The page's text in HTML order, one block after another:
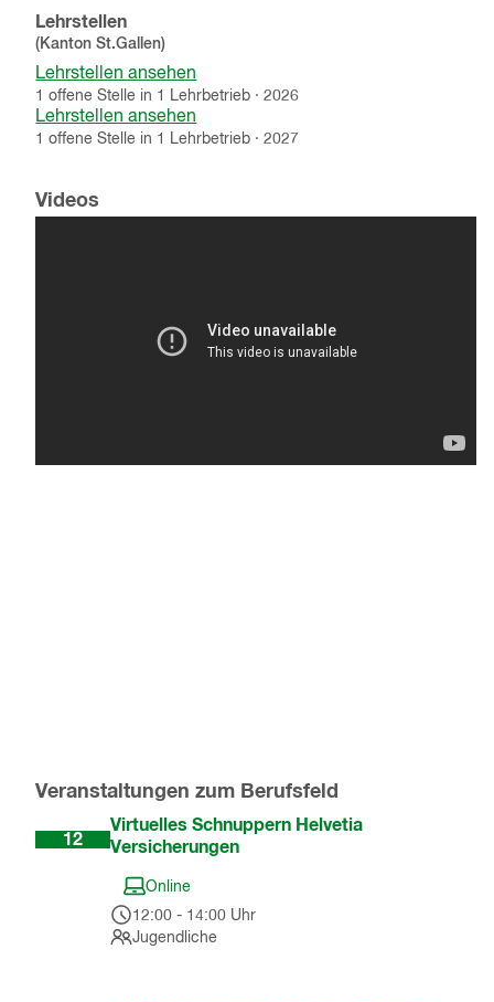
Lehrstellen
(KantonSt.Gallen)
Lehrstellen ansehen
1 offeneStelle in 1 Lehrbetrieb ·2026
Lehrstellen ansehen
1 offeneStelle in 1 Lehrbetrieb ·2027
Videos
Veranstaltungen zum Berufsfeld
12
Virtuelles Schnuppern Helvetia
Versicherungen
Online
12:00 - 14:00 Uhr
Jugendliche